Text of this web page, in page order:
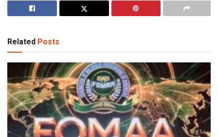
Related Posts